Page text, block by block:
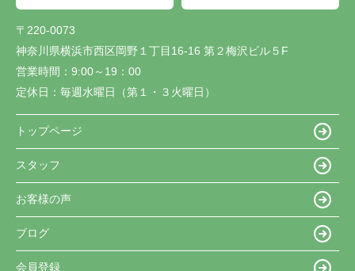
〒220-0073
神奈川県横浜市西区岡野１丁目16-16 第２梅沢ビル５F
営業時間： 9:00～19：00
定休日： 毎週水曜日（第１・３火曜日）
トップページ
スタッフ
お客様の声
ブログ
会員登録